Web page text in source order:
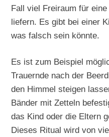
Fall viel Freiraum für
liefern. Es gibt bei einer
was falsch sein könnte.
Es ist zum Beispiel
Trauernde nach der
den Himmel steigen
Bänder mit Zetteln
das Kind oder die Eltern
Dieses Ritual wird von